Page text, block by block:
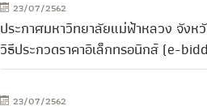
23/07/2562
ประกาศมหาวิทยาลัยแม่ฟ้าหลวง จังห
วิธีประกวดราคาอิเล็กทรอนิกส์ (e-
23/07/2562